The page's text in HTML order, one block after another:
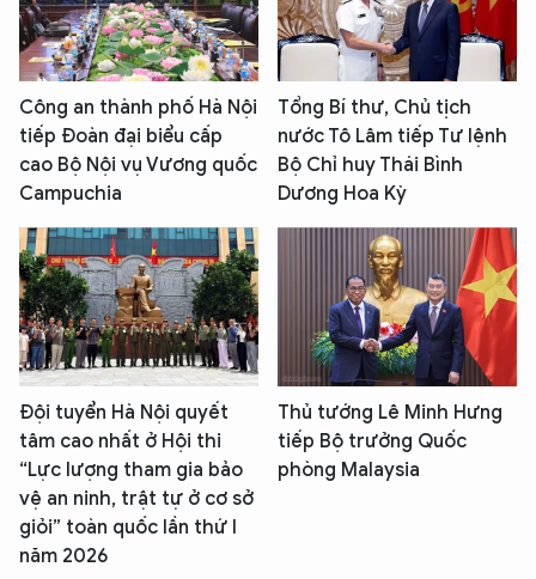
Công an thành phố Hà Nội
tiếp Đoàn đại biểu cấp
cao Bộ Nội vụ Vương quốc
Campuchia
Tổng Bí thư, Chủ tịch
nước Tô Lâm tiếp Tư lệnh
Bộ Chỉ huy Thái Bình
Dương Hoa Kỳ
Đội tuyển Hà Nội quyết
tâm cao nhất ở Hội thi
“Lực lượng tham gia bảo
vệ an ninh, trật tự ở cơ sở
giỏi” toàn quốc lần thứ I
năm 2026
Thủ tướng Lê Minh Hưng
tiếp Bộ trưởng Quốc
phòng Malaysia